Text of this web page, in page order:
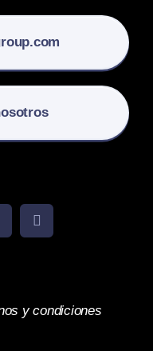
y condiciones